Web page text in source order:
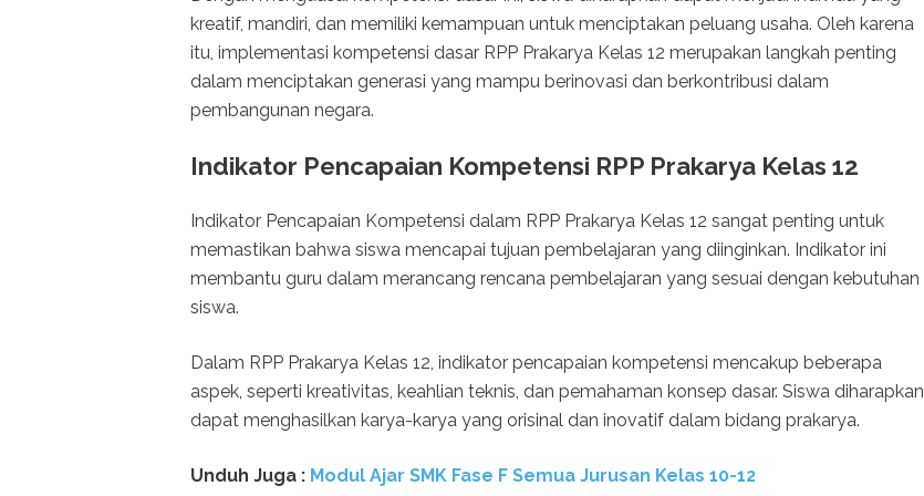
kreatif, mandiri, dan memiliki kemampuan untuk menciptakan peluang usaha. Oleh karena
itu, implementasi kompetensi dasar RPP Prakarya Kelas 12 merupakan langkah penting
dalam menciptakan generasi yang mampu berinovasi dan berkontribusi dalam
pembangunan negara.
Indikator Pencapaian Kompetensi RPP Prakarya Kelas 12
Indikator Pencapaian Kompetensi dalam RPP Prakarya Kelas 12 sangat penting untuk
memastikan bahwa siswa mencapai tujuan pembelajaran yang diinginkan. Indikator ini
membantu guru dalam merancang rencana pembelajaran yang sesuai dengan kebutuhan
siswa.
Dalam RPP Prakarya Kelas 12, indikator pencapaian kompetensi mencakup beberapa
aspek, seperti kreativitas, keahlian teknis, dan pemahaman konsep dasar. Siswa diharapkan
dapat menghasilkan karya-karya yang orisinal dan inovatif dalam bidang prakarya.
Unduh Juga : Modul Ajar SMK Fase F Semua Jurusan Kelas 10-12